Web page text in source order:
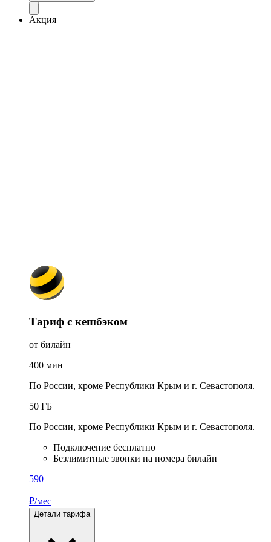
Акция
Тариф с кешбэком
от билайн
400 мин
По России, кроме Республики Крым и г. Севастополя.
50 ГБ
По России, кроме Республики Крым и г. Севастополя.
Подключение бесплатно
Безлимитные звонки на номера билайн
590
₽/мес
Детали тарифа